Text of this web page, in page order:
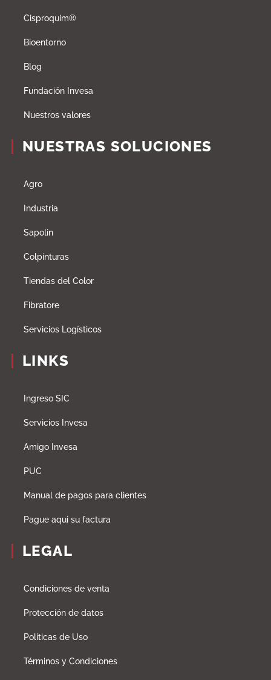
Cisproquim®
Bioentorno
Blog
Fundación Invesa
Nuestros valores
NUESTRAS SOLUCIONES
Agro
Industria
Sapolin
Colpinturas
Tiendas del Color
Fibratore
Servicios Logísticos
LINKS
Ingreso SIC
Servicios Invesa
Amigo Invesa
PUC
Manual de pagos para clientes
Pague aqui su factura
LEGAL
Condiciones de venta
Protección de datos
Políticas de Uso
Términos y Condiciones